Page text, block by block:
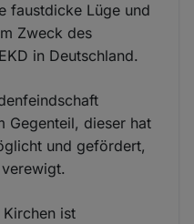
faustdicke Lüge und
Zweck des
in Deutschland.
Gegenteil, dieser hat
und gefördert,
ist